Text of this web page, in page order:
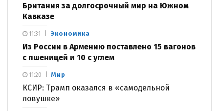
Британия за долгосрочный мир на Южном
Кавказе
Экономика
Из России в Армению поставлено 15 вагонов
с пшеницей и 10 с углем
11:31
Мир
КСИР: Трамп оказался в «самодельной
ловушке»
11:20